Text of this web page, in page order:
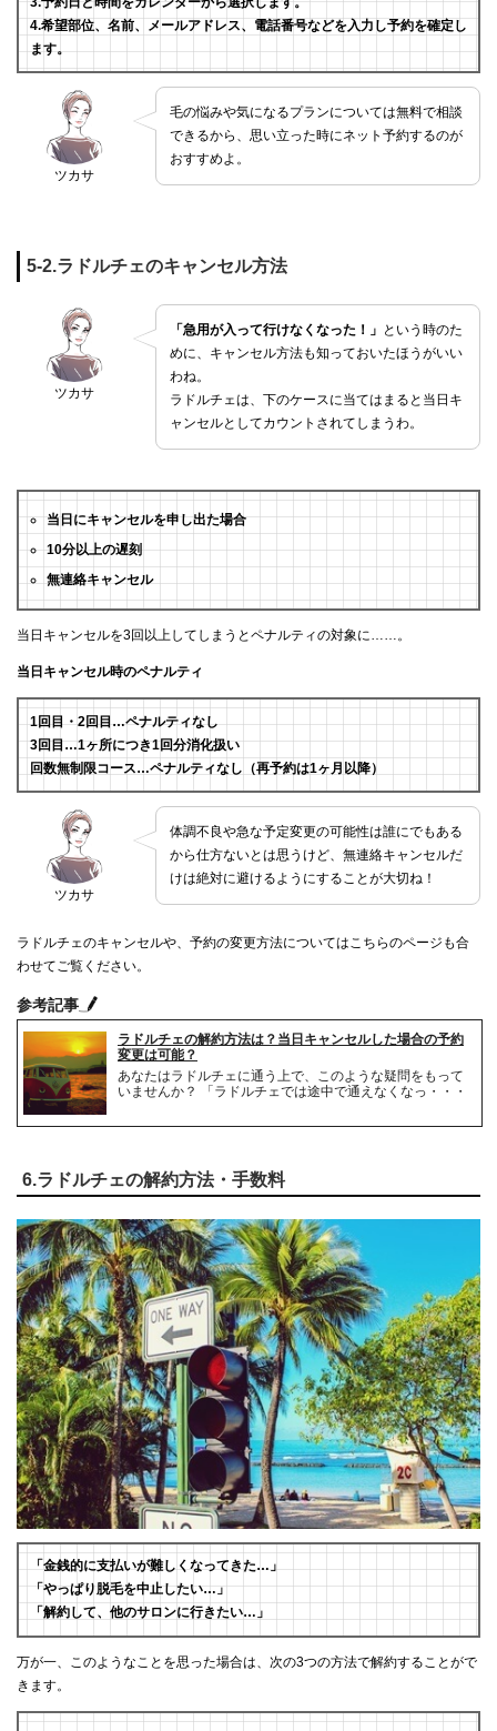
4.希望部位、名前、メールアドレス、電話番号などを入力し予約を確定し
ます。
ツカサ
毛の悩みや気になるプランについては無料で相談
できるから、思い立った時にネット予約するのが
おすすめよ。
5-2.ラドルチェのキャンセル方法
ツカサ
「急用が入って行けなくなった！」 という時のた
めに、キャンセル方法も知っておいたほうがいい
わね。
ラドルチェは、下のケースに当てはまると当日キ
ャンセルとしてカウントされてしまうわ。
当日にキャンセルを申し出た場合
10分以上の遅刻
無連絡キャンセル
当日キャンセルを3回以上してしまうとペナルティの対象に……。
当日キャンセル時のペナルティ
1回目・2回目…ペナルティなし
3回目…1ヶ所につき1回分消化扱い
回数無制限コース…ペナルティなし（再予約は1ヶ月以降）
ツカサ
体調不良や急な予定変更の可能性は誰にでもある
から仕方ないとは思うけど、無連絡キャンセルだ
けは絶対に避けるようにすることが大切ね！
ラドルチェのキャンセルや、予約の変更方法についてはこちらのページも合
わせてご覧ください。
参考記事
ラドルチェの解約方法は？当日キャンセルした場合の予約
変更は可能？
あなたはラドルチェに通う上で、このような疑問をもって
いませんか？ 「ラドルチェでは途中で通えなくなっ・・・
6.ラドルチェの解約方法・手数料
「金銭的に支払いが難しくなってきた…」
「やっぱり脱毛を中止したい…」
「解約して、他のサロンに行きたい…」
万が一、このようなことを思った場合は、次の3つの方法で解約することがで
きます。